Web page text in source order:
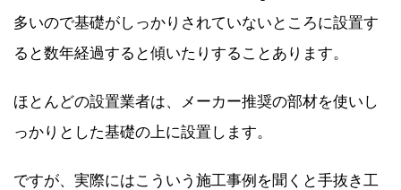
多いので基礎がしっかりされていないところに設置す
ると数年経過すると傾いたりすることあります。
ほとんどの設置業者は、メーカー推奨の部材を使いし
っかりとした基礎の上に設置します。
ですが、実際にはこういう施工事例を聞くと手抜き工